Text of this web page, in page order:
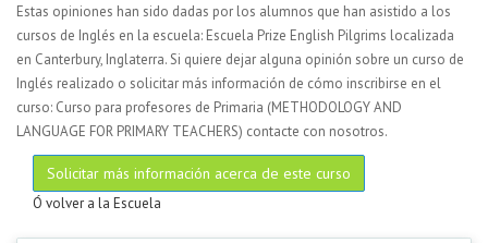
Estas opiniones han sido dadas por los alumnos que han asistido a los
cursos de Inglés en la escuela: Escuela Prize English Pilgrims localizada
en Canterbury, Inglaterra. Si quiere dejar alguna opinión sobre un curso de
Inglés realizado o solicitar más información de cómo inscribirse en el
curso: Curso para profesores de Primaria (METHODOLOGY AND
LANGUAGE FOR PRIMARY TEACHERS) contacte con nosotros.
Solicitar más información acerca de este curso
Ó volver a la Escuela